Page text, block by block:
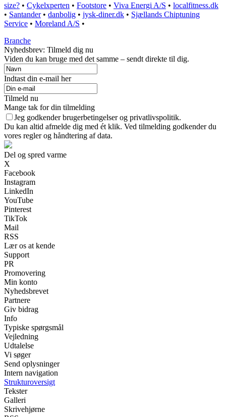
size? • Cykelxperten • Footstore • Viva Energi A/S • localfitness.dk
• Santander• danbolig • jysk-diner.dk • Sjællands Chiptuning
Service • Moreland A/S •
Branche
Nyhedsbrev: Tilmeld dig nu
Viden du kan bruge med det samme – sendt direkte til dig.
Indtast din e-mail her
Tilmeld nu
Mange tak for din tilmelding
Jeg godkender brugerbetingelser og privatlivspolitik.
Du kan altid afmelde dig med ét klik. Ved tilmelding godkender du
vores regler og håndtering af data.
Del og spred varme
X
Facebook
Instagram
LinkedIn
YouTube
Pinterest
TikTok
Mail
RSS
Lær os at kende
Support
PR
Promovering
Min konto
Nyhedsbrevet
Partnere
Giv bidrag
Info
Typiske spørgsmål
Vejledning
Udtalelse
Vi søger
Send oplysninger
Intern navigation
Strukturoversigt
Tekster
Galleri
Skrivehjørne